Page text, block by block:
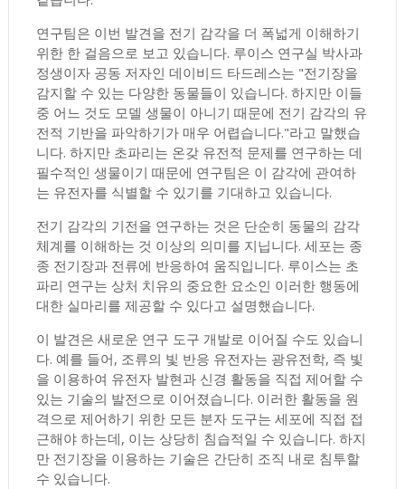
연구팀은 이번 발견을 전기 감각을 더 폭넓게 이해하기
위한 한 걸음으로 보고 있습니다. 루이스 연구실 박사과
정생이자 공동 저자인 데이비드 타드레스는 "전기장을
감지할 수 있는 다양한 동물들이 있습니다. 하지만 이들
중 어느 것도 모델 생물이 아니기 때문에 전기 감각의 유
전적 기반을 파악하기가 매우 어렵습니다."라고 말했습
니다. 하지만 초파리는 온갖 유전적 문제를 연구하는 데
필수적인 생물이기 때문에 연구팀은 이 감각에 관여하
는 유전자를 식별할 수 있기를 기대하고 있습니다.
전기 감각의 기전을 연구하는 것은 단순히 동물의 감각
체계를 이해하는 것 이상의 의미를 지닙니다. 세포는 종
종 전기장과 전류에 반응하여 움직입니다. 루이스는 초
파리 연구는 상처 치유의 중요한 요소인 이러한 행동에
대한 실마리를 제공할 수 있다고 설명했습니다.
이 발견은 새로운 연구 도구 개발로 이어질 수도 있습니
다. 예를 들어, 조류의 빛 반응 유전자는 광유전학, 즉 빛
을 이용하여 유전자 발현과 신경 활동을 직접 제어할 수
있는 기술의 발전으로 이어졌습니다. 이러한 활동을 원
격으로 제어하기 위한 모든 분자 도구는 세포에 직접 접
근해야 하는데, 이는 상당히 침습적일 수 있습니다. 하지
만 전기장을 이용하는 기술은 간단히 조직 내로 침투할
수 있습니다.